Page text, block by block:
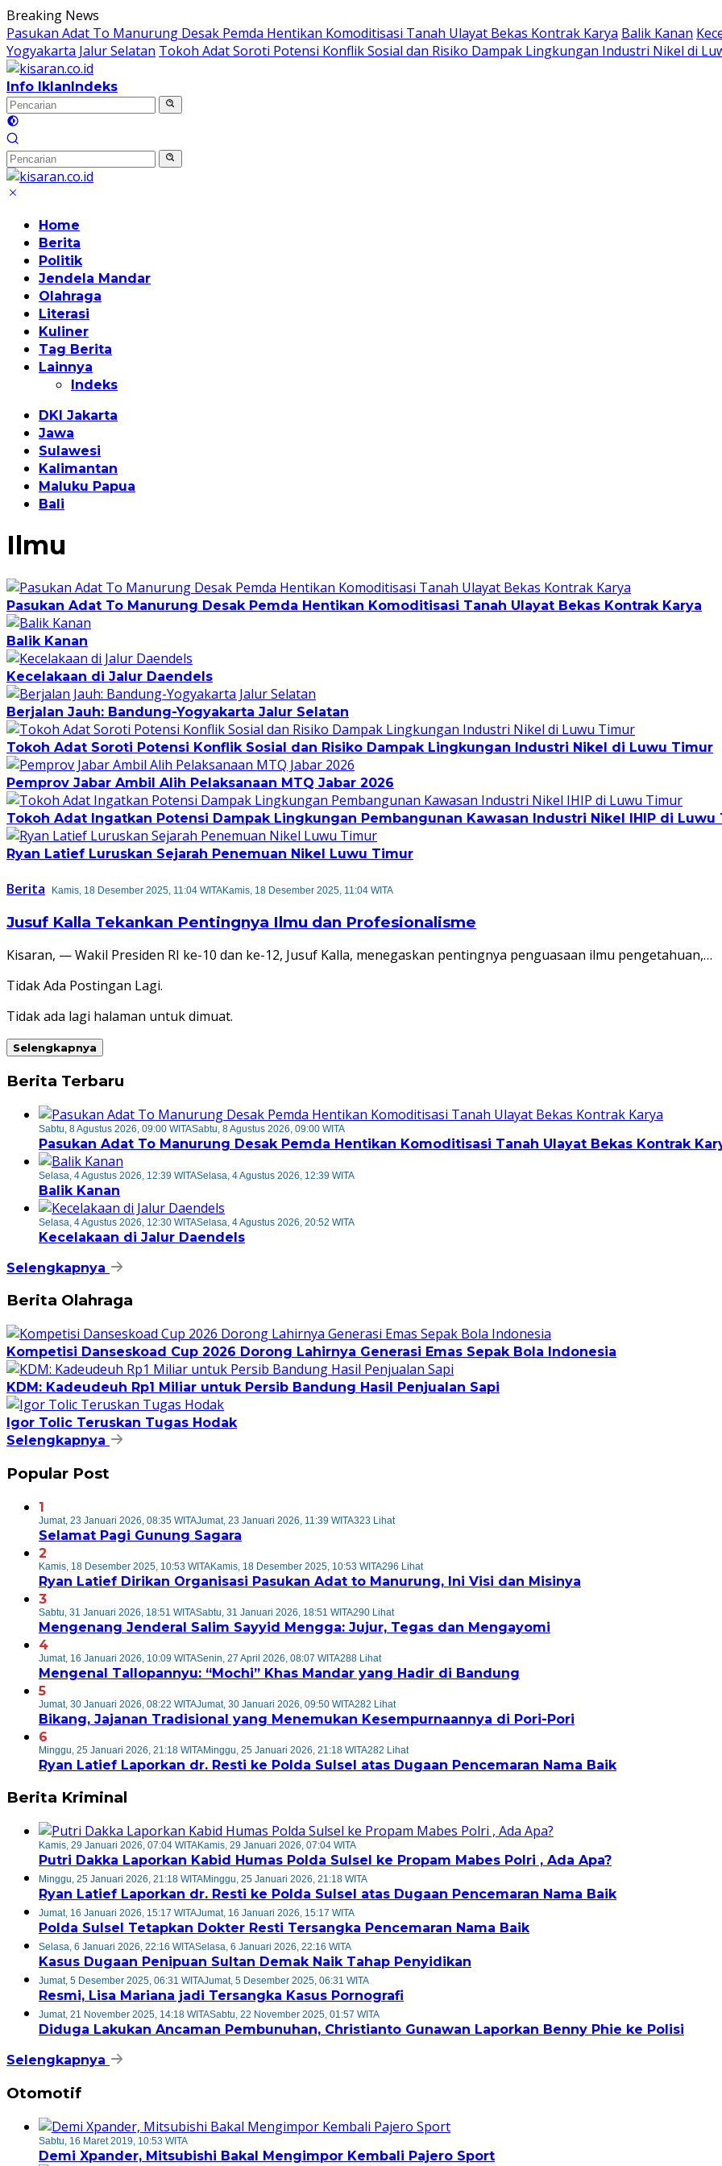
Langsung
ke
konten
Breaking News
Pasukan Adat To Manurung Desak Pemda Hentikan Komoditisasi Tanah Ulayat Bekas Kontrak Karya Balik Kanan
Yogyakarta Jalur Selatan Tokoh Adat Soroti Potensi Konflik Sosial dan Risiko Dampak Lingkungan Industri Nikel di
Info IklanIndeks
Home
Berita
Politik
Jendela Mandar
Olahraga
Literasi
Kuliner
Tag Berita
Lainnya
Indeks
DKI Jakarta
Jawa
Sulawesi
Kalimantan
Maluku Papua
Bali
Ilmu
Pasukan Adat To Manurung Desak Pemda Hentikan Komoditisasi Tanah Ulayat Bekas Kontrak Karya
Balik Kanan
Kecelakaan di Jalur Daendels
Berjalan Jauh: Bandung-Yogyakarta Jalur Selatan
Tokoh Adat Soroti Potensi Konflik Sosial dan Risiko Dampak Lingkungan Industri Nikel di Luwu Timur
Pemprov Jabar Ambil Alih Pelaksanaan MTQ Jabar 2026
Tokoh Adat Ingatkan Potensi Dampak Lingkungan Pembangunan Kawasan Industri Nikel IHIP di Luwu
Ryan Latief Luruskan Sejarah Penemuan Nikel Luwu Timur
Berita Kamis, 18 Desember 2025, 11:04 WITAKamis, 18 Desember 2025, 11:04 WITA
Jusuf Kalla Tekankan Pentingnya Ilmu dan Profesionalisme
Kisaran, — Wakil Presiden RI ke-10 dan ke-12, Jusuf Kalla, menegaskan pentingnya penguasaan ilmu pengetahuan,…
Tidak Ada Postingan Lagi.
Tidak ada lagi halaman untuk dimuat.
Selengkapnya
Berita Terbaru
Sabtu, 8 Agustus 2026, 09:00 WITASabtu, 8 Agustus 2026, 09:00 WITA
Pasukan Adat To Manurung Desak Pemda Hentikan Komoditisasi Tanah Ulayat Bekas Kontrak
Selasa, 4 Agustus 2026, 12:39 WITASelasa, 4 Agustus 2026, 12:39 WITA
Balik Kanan
Selasa, 4 Agustus 2026, 12:30 WITASelasa, 4 Agustus 2026, 20:52 WITA
Kecelakaan di Jalur Daendels
Selengkapnya
Berita Olahraga
Kompetisi Danseskoad Cup 2026 Dorong Lahirnya Generasi Emas Sepak Bola Indonesia
KDM: Kadeudeuh Rp1 Miliar untuk Persib Bandung Hasil Penjualan Sapi
Igor Tolic Teruskan Tugas Hodak
Selengkapnya
Popular Post
1
Jumat, 23 Januari 2026, 08:35 WITAJumat, 23 Januari 2026, 11:39 WITA323 Lihat
Selamat Pagi Gunung Sagara
2
Kamis, 18 Desember 2025, 10:53 WITAKamis, 18 Desember 2025, 10:53 WITA296 Lihat
Ryan Latief Dirikan Organisasi Pasukan Adat to Manurung, Ini Visi dan Misinya
3
Sabtu, 31 Januari 2026, 18:51 WITASabtu, 31 Januari 2026, 18:51 WITA290 Lihat
Mengenang Jenderal Salim Sayyid Mengga: Jujur, Tegas dan Mengayomi
4
Jumat, 16 Januari 2026, 10:09 WITASenin, 27 April 2026, 08:07 WITA288 Lihat
Mengenal Tallopannyu: “Mochi” Khas Mandar yang Hadir di Bandung
5
Jumat, 30 Januari 2026, 08:22 WITAJumat, 30 Januari 2026, 09:50 WITA282 Lihat
Bikang, Jajanan Tradisional yang Menemukan Kesempurnaannya di Pori-Pori
6
Minggu, 25 Januari 2026, 21:18 WITAMinggu, 25 Januari 2026, 21:18 WITA282 Lihat
Ryan Latief Laporkan dr. Resti ke Polda Sulsel atas Dugaan Pencemaran Nama Baik
Berita Kriminal
Kamis, 29 Januari 2026, 07:04 WITAKamis, 29 Januari 2026, 07:04 WITA
Putri Dakka Laporkan Kabid Humas Polda Sulsel ke Propam Mabes Polri , Ada Apa?
Minggu, 25 Januari 2026, 21:18 WITAMinggu, 25 Januari 2026, 21:18 WITA
Ryan Latief Laporkan dr. Resti ke Polda Sulsel atas Dugaan Pencemaran Nama Baik
Jumat, 16 Januari 2026, 15:17 WITAJumat, 16 Januari 2026, 15:17 WITA
Polda Sulsel Tetapkan Dokter Resti Tersangka Pencemaran Nama Baik
Selasa, 6 Januari 2026, 22:16 WITASelasa, 6 Januari 2026, 22:16 WITA
Kasus Dugaan Penipuan Sultan Demak Naik Tahap Penyidikan
Jumat, 5 Desember 2025, 06:31 WITAJumat, 5 Desember 2025, 06:31 WITA
Resmi, Lisa Mariana jadi Tersangka Kasus Pornografi
Jumat, 21 November 2025, 14:18 WITASabtu, 22 November 2025, 01:57 WITA
Diduga Lakukan Ancaman Pembunuhan, Christianto Gunawan Laporkan Benny Phie ke Polisi
Selengkapnya
Otomotif
Sabtu, 16 Maret 2019, 10:53 WITA
Demi Xpander, Mitsubishi Bakal Mengimpor Kembali Pajero Sport